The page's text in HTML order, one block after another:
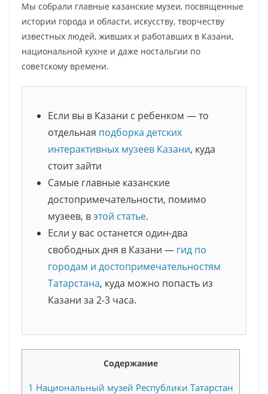
Мы собрали главные казанские музеи, посвященные
истории города и области, искусству, творчеству
известных людей, живших и работавших в Казани,
национальной кухне и даже ностальгии по
советскому времени.
Если вы в Казани с ребенком — то
отдельная подборка детских
интерактивных музеев Казани, куда
стоит зайти
Самые главные казанские
достопримечательности, помимо
музеев, вэтой статье.
Если у вас останется один-два
свободных дня в Казани — гид по
городам и достопримечательностям
Татарстана, куда можно попасть из
Казани за 2-3 часа.
Содержание
1 Национальный музей Республики Татарстан